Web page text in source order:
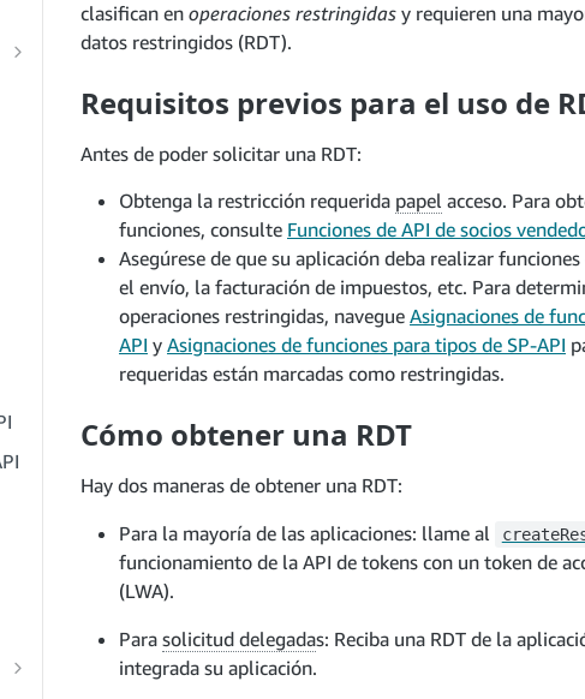
clasifican en operaciones restringidas y requieren una
datos restringidos (RDT).
Requisitos previos para el uso de
Antes de poder solicitar una RDT:
Obtenga la restricción requerida papel acceso. Para
funciones, consulte Funciones de API de socios
Asegúrese de que su aplicación deba realizar
el envío, la facturación de impuestos, etc. Para
operaciones restringidas, navegue Asignaciones de
API y Asignaciones de funciones para tipos de SP-API
requeridas están marcadas como restringidas.
Cómo obtener una RDT
Hay dos maneras de obtener una RDT:
Para la mayoría de las aplicaciones: llame al
funcionamiento de la API de tokens con un token de
(LWA).
Para solicitud delegadas: Reciba una RDT de la
integrada su aplicación.